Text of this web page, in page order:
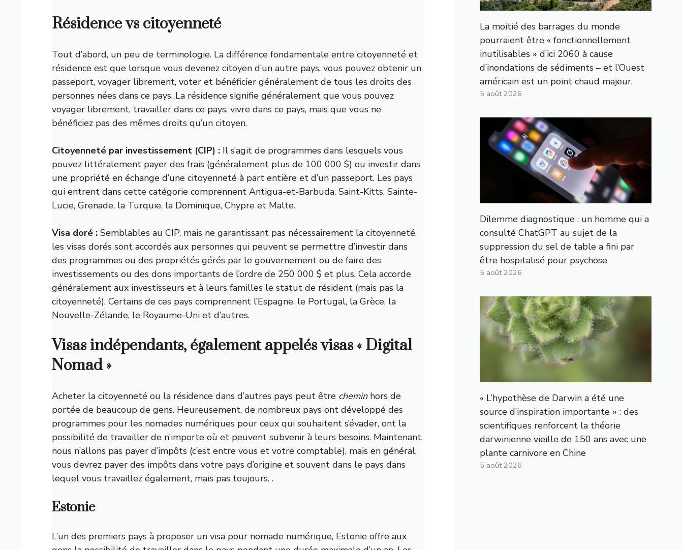
Résidence vs citoyenneté
Tout d’abord, un peu de terminologie. La différence fondamentale entre citoyenneté et
résidence est que lorsque vous devenez citoyen d’un autre pays, vous pouvez obtenir un
passeport, voyager librement, voter et bénéficier généralement de tous les droits des
personnes nées dans ce pays. La résidence signifie généralement que vous pouvez
voyager librement, travailler dans ce pays, vivre dans ce pays, mais que vous ne
bénéficiez pas des mêmes droits qu’un citoyen.
Citoyenneté par investissement (CIP) : Il s’agit de programmes dans lesquels vous
pouvez littéralement payer des frais (généralement plus de 100 000 $) ou investir dans
une propriété en échange d’une citoyenneté à part entière et d’un passeport. Les pays
qui entrent dans cette catégorie comprennent Antigua-et-Barbuda, Saint-Kitts, Sainte-
Lucie, Grenade, la Turquie, la Dominique, Chypre et Malte.
Visa doré : Semblables au CIP, mais ne garantissant pas nécessairement la citoyenneté,
les visas dorés sont accordés aux personnes qui peuvent se permettre d’investir dans
des programmes ou des propriétés gérés par le gouvernement ou de faire des
investissements ou des dons importants de l’ordre de 250 000 $ et plus. Cela accorde
généralement aux investisseurs et à leurs familles le statut de résident (mais pas la
citoyenneté). Certains de ces pays comprennent l’Espagne, le Portugal, la Grèce, la
Nouvelle-Zélande, le Royaume-Uni et d’autres.
Visas indépendants, également appelés visas « Digital
Nomad »
Acheter la citoyenneté ou la résidence dans d’autres pays peut être cheminhors de
portée de beaucoup de gens. Heureusement, de nombreux pays ont développé des
programmes pour les nomades numériques pour ceux qui souhaitent s’évader, ont la
possibilité de travailler de n’importe où et peuvent subvenir à leurs besoins. Maintenant,
nous n’allons pas payer d’impôts (c’est entre vous et votre comptable), mais en général,
vous devrez payer des impôts dans votre pays d’origine et souvent dans le pays dans
lequel vous travaillez également, mais pas toujours. .
Estonie
L’un des premiers pays à proposer un visa pour nomade numérique, Estonie offre aux
La moitié des barrages du monde
pourraient être « fonctionnellement
inutilisables » d’ici 2060 à cause
d’inondations de sédiments – et l’Ouest
américain est un point chaud majeur.
5 août 2026
Dilemme diagnostique : un homme qui a
consulté ChatGPT au sujet de la
suppression du sel de table a fini par
être hospitalisé pour psychose
5 août 2026
« L’hypothèse de Darwin a été une
source d’inspiration importante » : des
scientifiques renforcent la théorie
darwinienne vieille de 150 ans avec une
plante carnivore en Chine
5 août 2026